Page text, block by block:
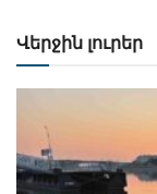
Վերջին լուրեր